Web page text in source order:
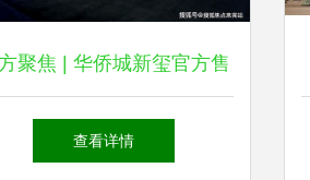
聚焦 | 华侨城新玺官方售
处发布 共筑新时代奢居尊
查看详情